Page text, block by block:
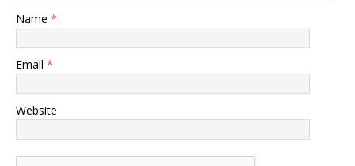
Name *
Email *
Website